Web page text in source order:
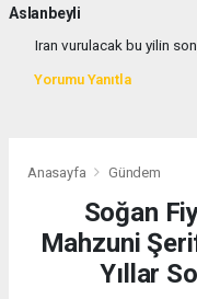
Aslanbeyli
Iran vurulacak bu yilin
Yorumu Yanıtla
Anasayfa Gündem
Soğan
Mahzuni
Yıllar